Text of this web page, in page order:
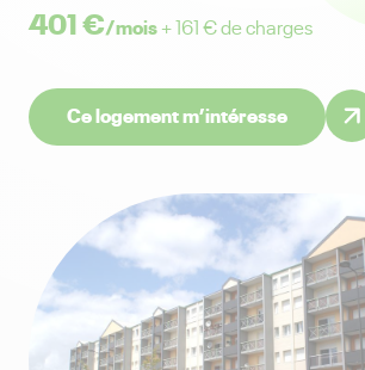
401 €/mois+ 161 € de charges
Ce logement m’intéresse